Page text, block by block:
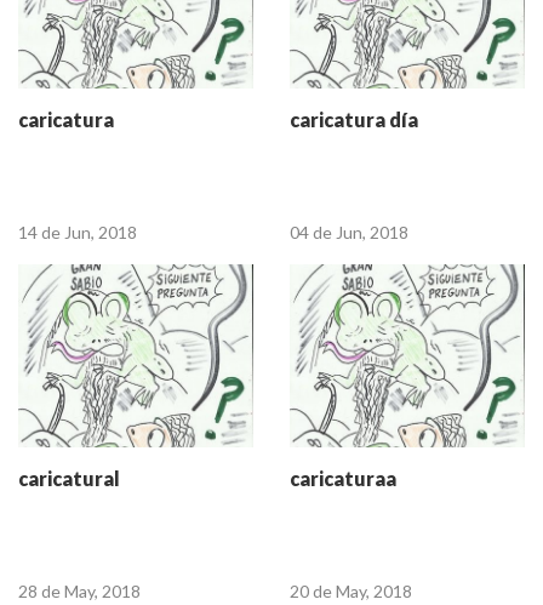
caricatura
14 de Jun, 2018
caricatura día
04 de Jun, 2018
caricatural
28 de May, 2018
caricaturaa
20 de May, 2018